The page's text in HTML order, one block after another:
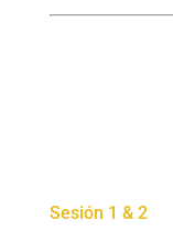
Sesión 1 & 2